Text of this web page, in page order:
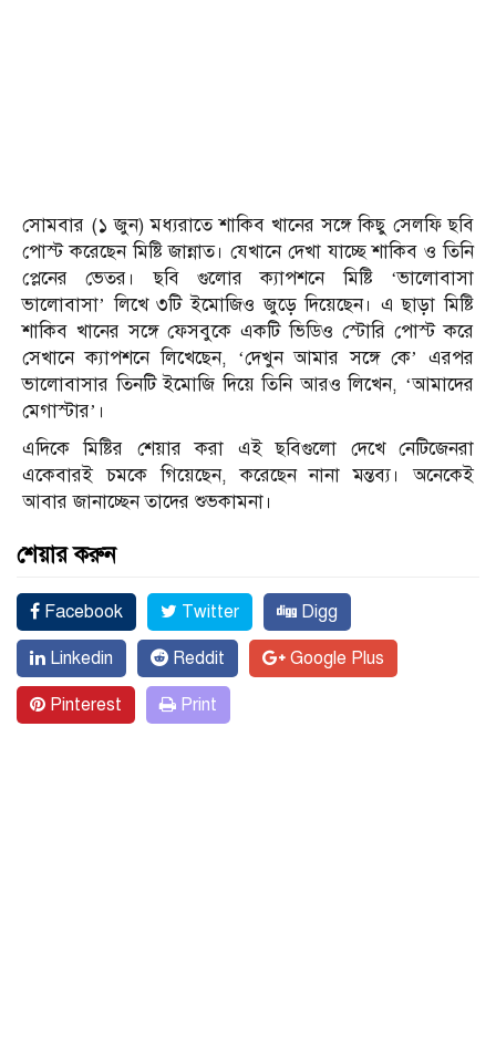
সোমবার (১ জুন) মধ্যরাতে শাকিব খানের সঙ্গে কিছু সেলফি ছবি
পোস্ট করেছেন মিষ্টি জান্নাত। যেখানে দেখা যাচ্ছে শাকিব ও তিনি
প্লেনের ভেতর। ছবি গুলোর ক্যাপশনে মিষ্টি ‘ভালোবাসা
ভালোবাসা’ লিখে ৩টি ইমোজিও জুড়ে দিয়েছেন। এ ছাড়া মিষ্টি
শাকিব খানের সঙ্গে ফেসবুকে একটি ভিডিও স্টোরি পোস্ট করে
সেখানে ক্যাপশনে লিখেছেন, ‘দেখুন আমার সঙ্গে কে’ এরপর
ভালোবাসার তিনটি ইমোজি দিয়ে তিনি আরও লিখেন, ‘আমাদের
মেগাস্টার’।
এদিকে মিষ্টির শেয়ার করা এই ছবিগুলো দেখে নেটিজেনরা
একেবারই চমকে গিয়েছেন, করেছেন নানা মন্তব্য। অনেকেই
আবার জানাচ্ছেন তাদের শুভকামনা।
শেয়ার করুন
Facebook Twitter Digg
Linkedin Reddit Google Plus
Pinterest Print